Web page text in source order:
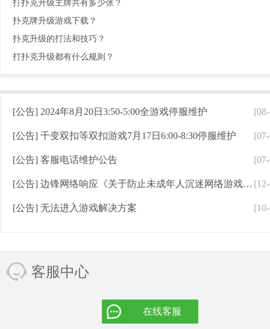
打扑克升级主牌共有多少张？
扑克牌升级游戏下载？
扑克升级的打法和技巧？
打扑克升级都有什么规则？
[公告] 2024年8月20日3:50-5:00全游戏停服维护
[公告] 千变双扣等双扣游戏7月17日6:00-8:30停服维护
[公告] 客服电话维护公告
[公告] 边锋网络响应《关于防止未成年人沉迷网络游戏的通知》
[公告] 无法进入游戏解决方案
客服中心
在线客服